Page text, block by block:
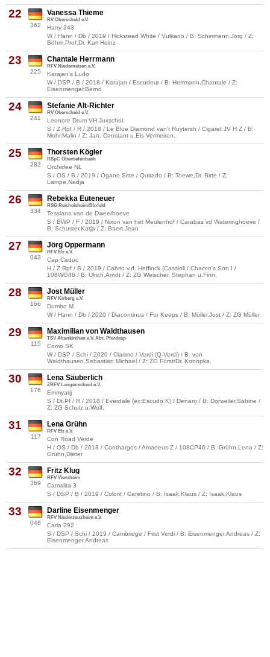
22
362
Vanessa Thieme
RV Oberscheld e.V.
Harry 243
W / Hann / Db / 2019 / Hickstead White / Vulkano / B: Schirrmann,Jörg / Z:
Böhm,Prof.Dr. Karl Heinz
23
225
Chantale Herrmann
RFV Niederneisen e.V.
Karajan's Ludo
W / DSP / B / 2018 / Karajan / Escudeur / B: Herrmann,Chantale / Z:
Eisenmenger,Bernd
24
241
Stefanie Alt-Richter
RV Oberscheld e.V.
Leonore Drum VH Juxschot
S / Z.Rpf / R / 2018 / Le Blue Diamond van't Ruytersh / Cigaret JV H Z / B:
Mohr,Malin / Z: Jan, Constant u.Els Vermeiren,
25
282
Thorsten Kögler
RSpC Obertiefenbach
Orchidee NL
S / OS / B / 2019 / Ogano Sitte / Quirado / B: Toewe,Dr. Birte / Z:
Lampe,Nadja
26
334
Rebekka Euteneuer
RSG Reichelsheim/Blofeld
Tesslana van de Dweerhoeve
S / BWP / F / 2019 / Nixon van het Meulenhof / Carabas vd Wateringhoeve /
B: Schuster,Katja / Z: Baert,Jean
27
043
Jörg Oppermann
RFV Elz e.V.
Cap Caduc
H / Z.Rpf / B / 2019 / Cabrio v.d. Heffinck (Cassioli / Chacco's Son I /
108WG46 / B: Ulrich,Arndt / Z: ZG Weischer, Stephan u.Finn,
28
166
Jost Müller
RFV Kirberg e.V.
Dumbo M
W / Hann / Db / 2020 / Diacontinus / For Keeps / B: Müller,Jost / Z: ZG Müller,
29
115
Maximilian von Waldthausen
TSV Altenkirchen e.V. Abt. Pferdesp
Como SK
W / DSP / Schi / 2020 / Clarimo / Verdi (Q-Verdi) / B: von
Waldthausen,Sebastian Michael / Z: ZG Först/Dr. Konopka,
30
176
Lena Säuberlich
ZRFV Langenscheid e.V.
Emmyatij
S / Dt.Pf / R / 2018 / Everdale (ex:Escudo K) / Denaro / B: Dorweiler,Sabine /
Z: ZG Schulz u.Wolf,
31
117
Lena Grühn
RFV Elz e.V.
Con Road Verde
H / OS / Db / 2018 / Conthargos / Amadeus Z / 108CP46 / B: Grühn,Lena / Z:
Grühn,Dieter
32
369
Fritz Klug
RFV Viernheim
Camalita 3
S / DSP / B / 2019 / Colorit / Caretino / B: Isaak,Klaus / Z: Isaak,Klaus
33
048
Darline Eisenmenger
RFV Niederzeuzheim e.V.
Carla 292
S / DSP / Schi / 2019 / Cambridge / First Verdi / B: Eisenmenger,Andreas / Z:
Eisenmenger,Andreas